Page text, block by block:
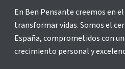
En Ben Pensante creemos en
transformar vidas. Somos el
España, comprometidos con
crecimiento personal y